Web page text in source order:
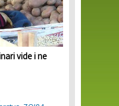
vide i ne